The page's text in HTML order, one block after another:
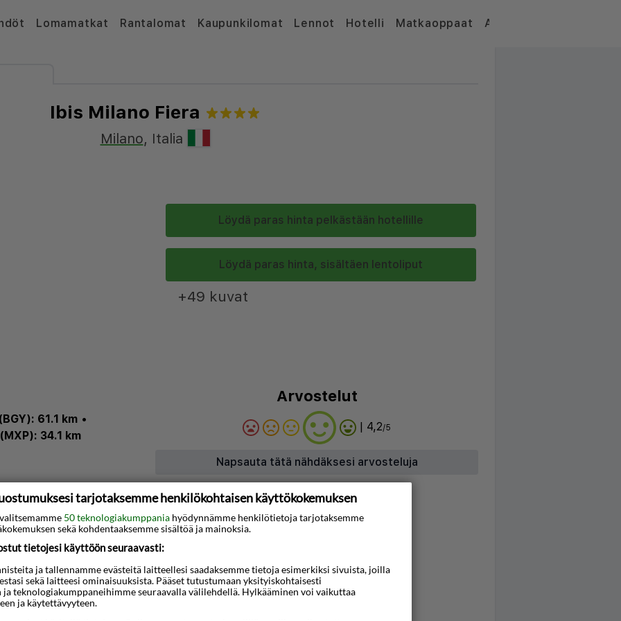
Lomamatkat Rantalomat Kaupunkilomat Lennot Hotelli Matkaoppaat Artikkelit
Ibis Milano Fiera
Milano, Italia
Löydä paras hinta pelkästään hotellille
Löydä paras hinta, sisältäen lentoliput
+49 kuvat
61.1 km •
34.1 km
Arvostelut
| 4,2/5
Napsauta tätä nähdäksesi arvosteluja
ja Villa Litta sijaitsevat
Tämä hotelli sijaitsee
Storico Alfa Romeo
Centro Aresen
Kartta
tarjotaksemme henkilökohtaisen käyttökokemuksen
50 teknologiakumppania hyödynnämme henkilötietoja tarjotaksemme
sekä kohdentaaksemme sisältöä ja mainoksia.
tietojesi käyttöön seuraavasti:
ja tallennamme evästeitä laitteellesi saadaksemme tietoja esimerkiksi sivuista, joilla
sekä laitteesi ominaisuuksista. Pääset tutustumaan yksityiskohtaisesti
teknologiakumppaneihimme seuraavalla välilehdellä. Hylkääminen voi vaikuttaa
ja käytettävyyteen.